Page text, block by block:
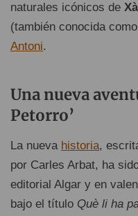
naturales icónicos de
(también conocida
Antoni.
Una nueva
Petorro’
La nueva historia,
por Carles Arbat, ha
editorial Algar y en
bajo el título Què li ha